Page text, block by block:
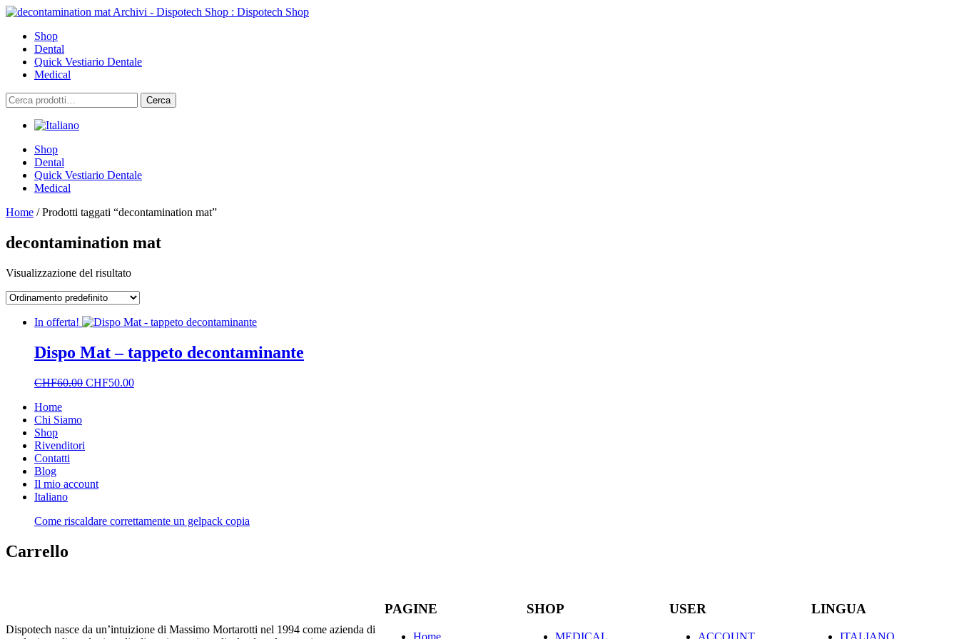
Skip
contentShop
Dental
Quick Vestiario Dentale
Medical
Cerca:
Cerca
Shop
Dental
Quick Vestiario Dentale
Medical
Home / Prodotti taggati “decontamination mat”
decontamination mat
Visualizzazione del risultato
In offerta!
Dispo Mat – tappeto decontaminante
CHF60.00 Il
CHF50.00Il
Home
Chi Siamo
Shop
Rivenditori
Contatti
Blog
Il mio account
Italiano
Come riscaldare correttamente un gelpack copia
Carrello
Dispotech nasce da un’intuizione di Massimo Mortarotti nel 1994 come azienda di
PAGINE
Home
SHOP
MEDICAL
USER
ACCOUNT
LINGUA
ITALIANO